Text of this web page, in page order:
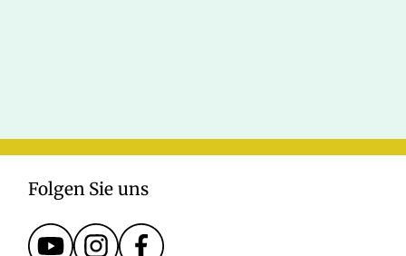
Folgen Sie uns